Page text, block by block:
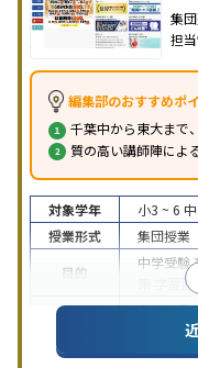
集
担
編集部のおすすめポ
千葉中から東大まで
質の高い講師陣によ
対象学年 小3 ~ 6
授業形式
集団授業
目的
中学受験
学習
中高一貫
のみの受
※2023年10月調査。小学